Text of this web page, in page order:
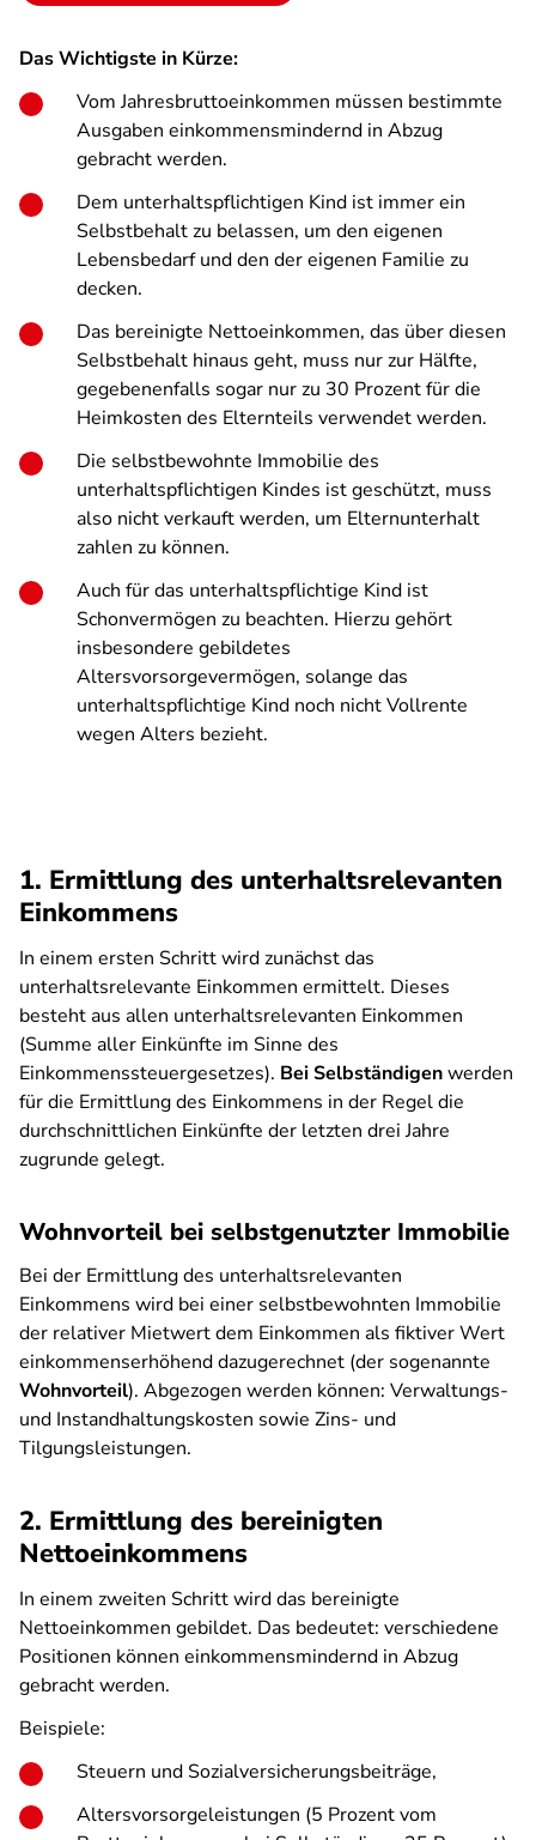
Das Wichtigste in Kürze:
Vom Jahresbruttoeinkommen müssen bestimmte
Ausgaben einkommensmindernd in Abzug
gebracht werden.
Dem unterhaltspflichtigen Kind ist immer ein
Selbstbehalt zu belassen, um den eigenen
Lebensbedarf und den der eigenen Familie zu
decken.
Das bereinigte Nettoeinkommen, das über diesen
Selbstbehalt hinaus geht, muss nur zur Hälfte,
gegebenenfalls sogar nur zu 30 Prozent für die
Heimkosten des Elternteils verwendet werden.
Die selbstbewohnte Immobilie des
unterhaltspflichtigen Kindes ist geschützt, muss
also nicht verkauft werden, um Elternunterhalt
zahlen zu können.
Auch für das unterhaltspflichtige Kind ist
Schonvermögen zu beachten. Hierzu gehört
insbesondere gebildetes
Altersvorsorgevermögen, solange das
unterhaltspflichtige Kind noch nicht Vollrente
wegen Alters bezieht.
1. Ermittlung des unterhaltsrelevanten
Einkommens
In einem ersten Schritt wird zunächst das
unterhaltsrelevante Einkommen ermittelt. Dieses
besteht aus allen unterhaltsrelevanten Einkommen
(Summe aller Einkünfte im Sinne des
Einkommenssteuergesetzes). Bei Selbständigenwerden
für die Ermittlung des Einkommens in der Regel die
durchschnittlichen Einkünfte der letzten drei Jahre
zugrunde gelegt.
Wohnvorteil bei selbstgenutzter Immobilie
Bei der Ermittlung des unterhaltsrelevanten
Einkommens wird bei einer selbstbewohnten Immobilie
der relativer Mietwert dem Einkommen als fiktiver Wert
einkommenserhöhend dazugerechnet (der sogenannte
Wohnvorteil). Abgezogen werden können: Verwaltungs-
und Instandhaltungskosten sowie Zins- und
Tilgungsleistungen.
2. Ermittlung des bereinigten
Nettoeinkommens
In einem zweiten Schritt wird das bereinigte
Nettoeinkommen gebildet. Das bedeutet: verschiedene
Positionen können einkommensmindernd in Abzug
gebracht werden.
Beispiele:
Steuern und Sozialversicherungsbeiträge,
Altersvorsorgeleistungen (5 Prozent vom